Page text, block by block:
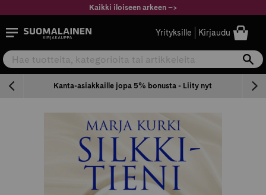
Kaikki iloiseen arkeen –>
Suomalainen.com
Hae tuotteita, kategorioita tai artikkeleita
Yrityksille Kirjaudu
Kanta-asiakkaille jopa 5% bonusta - Liity nyt